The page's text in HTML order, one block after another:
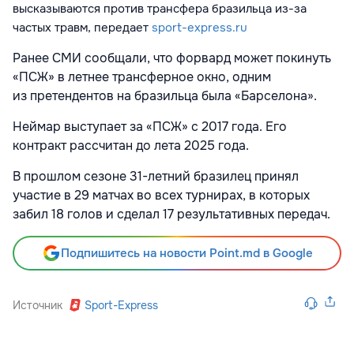
высказываются против трансфера бразильца из-за
частых травм, передает sport-express.ru
Ранее СМИ сообщали, что форвард может покинуть
«ПСЖ» в летнее трансферное окно, одним
из претендентов на бразильца была «Барселона».
Неймар выступает за «ПСЖ» с 2017 года. Его
контракт рассчитан до лета 2025 года.
В прошлом сезоне 31-летний бразилец принял
участие в 29 матчах во всех турнирах, в которых
забил 18 голов и сделал 17 результативных передач.
Подпишитесь на новости Point.md в Google
Источник Sport-Express